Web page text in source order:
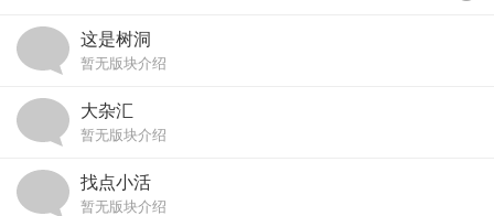
这是树洞
暂无版块介绍
大杂汇
暂无版块介绍
找点小活
暂无版块介绍